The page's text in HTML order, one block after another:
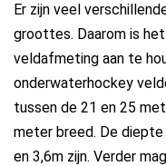
Er zijn veel
groottes. Daarom is
veldafmeting aan te
onderwaterhockey
tussen de 21 en 25
meter breed. De
en 3,6m zijn. Verder